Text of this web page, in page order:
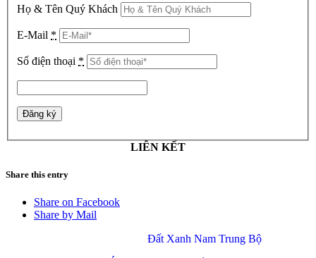
Họ & Tên Quý Khách
E-Mail *
Số điện thoại *
LIÊN KẾT
Share this entry
Share on Facebook
Share by Mail
Đất Xanh Nam Trung Bộ